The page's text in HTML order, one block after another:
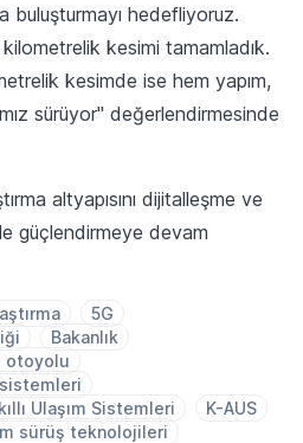
buluşturmayı hedefliyoruz.
kesimi tamamladık.
kesimde ise hem yapım,
sürüyor" değerlendirmesinde
altyapısını dijitalleşme ve
güçlendirmeye devam
5G
Bakanlık
otoyolu
sistemleri
Ulaşım Sistemleri
K-AUS
sürüş teknolojileri